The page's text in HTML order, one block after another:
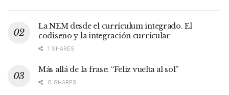
La NEM desde el currículum integrado. El
codiseño y la integración curricular
1 SHARES
Más allá de la frase: “Feliz vuelta al sol”
0 SHARES